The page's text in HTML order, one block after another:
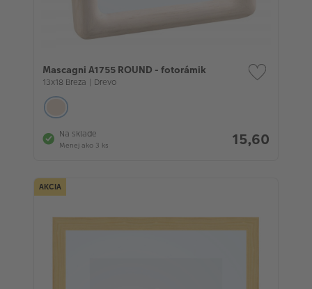
Mascagni A1755 ROUND - fotorámik
13x18 Breza | Drevo
Na sklade
Menej ako 3 ks 15,60
AKCIA